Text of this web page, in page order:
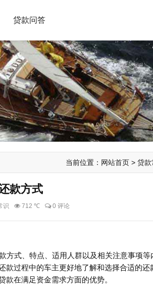
贷款问答
当前位置： 网站首页 > 贷款
款方式
识 712 ℃ 0 评论
方式、特点、适用人群以及相关注意事项等
过程中的车主更好地了解和选择合适的还
在满足资金需求方面的优势。